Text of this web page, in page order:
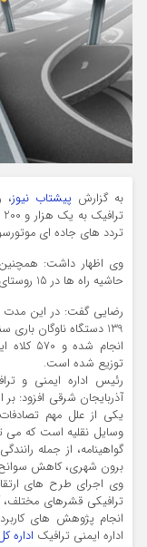
به گزارش پیشتاب نیوز،
تردد های جاده ای
حاشیه راه ها در 15 روستای هدف، آموزش های ایمنی داده شده است.
انجام
توزیع شده است.
رئیس اداره ایمنی و
آذربایجان شرقی افزود:
یکی از علل مهم
وسایل نقلیه است که می
گواهینامه، از جمله
برون شهری، کاهش سوانح
وی اجرای طرح های
ترافیکی قشرهای مختلف،
انجام پژوهش های
اداره ایمنی ترافیک اداره